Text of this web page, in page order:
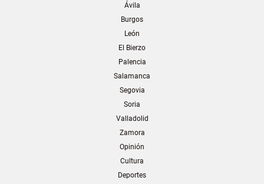
Ávila
Burgos
León
El Bierzo
Palencia
Salamanca
Segovia
Soria
Valladolid
Zamora
Opinión
Cultura
Deportes